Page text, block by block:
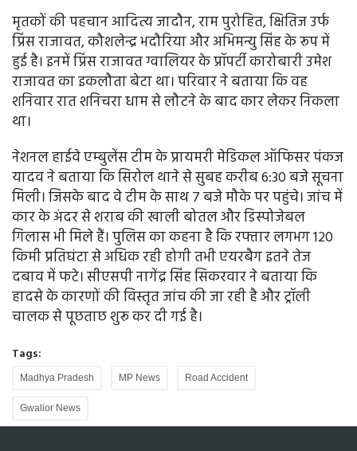
मृतकों की पहचान आदित्य जादौन, राम पुरोहित, क्षितिज उर्फ
प्रिंस राजावत, कौशलेन्द्र भदौरिया और अभिमन्यु सिंह के रूप में
हुई है। इनमें प्रिंस राजावत ग्वालियर के प्रॉपर्टी कारोबारी उमेश
राजावत का इकलौता बेटा था। परिवार ने बताया कि वह
शनिवार रात शनिचरा धाम से लौटने के बाद कार लेकर निकला
था।
नेशनल हाईवे एम्बुलेंस टीम के प्रायमरी मेडिकल ऑफिसर पंकज
यादव ने बताया कि सिरोल थाने से सुबह करीब 6:30 बजे सूचना
मिली। जिसके बाद वे टीम के साथ 7 बजे मौके पर पहुंचे। जांच में
कार के अंदर से शराब की खाली बोतल और डिस्पोजेबल
गिलास भी मिले हैं। पुलिस का कहना है कि रफ्तार लगभग 120
किमी प्रतिघंटा से अधिक रही होगी तभी एयरबैग इतने तेज
दबाव में फटे। सीएसपी नागेंद्र सिंह सिकरवार ने बताया कि
हादसे के कारणों की विस्तृत जांच की जा रही है और ट्रॉली
चालक से पूछताछ शुरू कर दी गई है।
Tags:
Madhya Pradesh MP News Road Accident
Gwalior News